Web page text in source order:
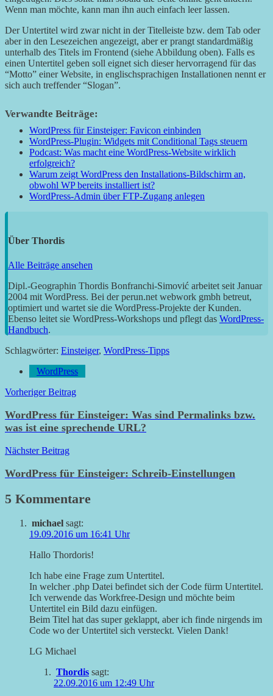
Wenn man möchte, kann man ihn auch einfach leer lassen.
Der Untertitel wird zwar nicht in der Titelleiste bzw. dem Tab oder
aber in den Lesezeichen angezeigt, aber er prangt standardmäßig
unterhalb des Titels im Frontend (siehe Abbildung oben). Falls es
einen Untertitel geben soll eignet sich dieser hervorragend für das
“Motto” einer Website, in englischsprachigen Installationen nennt er
sich auch treffender “Slogan”.
Verwandte Beiträge:
WordPress für Einsteiger: Favicon einbinden
WordPress-Plugin: Widgets mit Conditional Tags steuern
Podcast: Was macht eine WordPress-Website wirklich
erfolgreich?
Warum zeigt WordPress den Installations-Bildschirm an,
obwohl WP bereits installiert ist?
WordPress-Admin über FTP-Zugang anlegen
Über Thordis
Alle Beiträge ansehen
Dipl.-Geographin Thordis Bonfranchi-Simović arbeitet seit Januar
2004 mit WordPress. Bei der perun.net webwork gmbh betreut,
optimiert und wartet sie die WordPress-Projekte der Kunden.
Ebenso leitet sie WordPress-Workshops und pflegt das WordPress-
Handbuch.
Schlagwörter: Einsteiger, WordPress-Tipps
WordPress
Beitragsnavigation
Vorheriger Beitrag
WordPress für Einsteiger: Was sind Permalinks bzw.
was ist eine sprechende URL?
Nächster Beitrag
WordPress für Einsteiger: Schreib-Einstellungen
5 Kommentare
michael sagt:
19.09.2016 um 16:41 Uhr
Hallo Thordoris!
Ich habe eine Frage zum Untertitel.
In welcher .php Datei befindet sich der Code fürm Untertitel.
Ich verwende das Workfree-Design und möchte beim
Untertitel ein Bild dazu einfügen.
Beim Titel hat das super geklappt, aber ich finde nirgends im
Code wo der Untertitel sich versteckt. Vielen Dank!
LG Michael
Thordis sagt:
22.09.2016 um 12:49 Uhr